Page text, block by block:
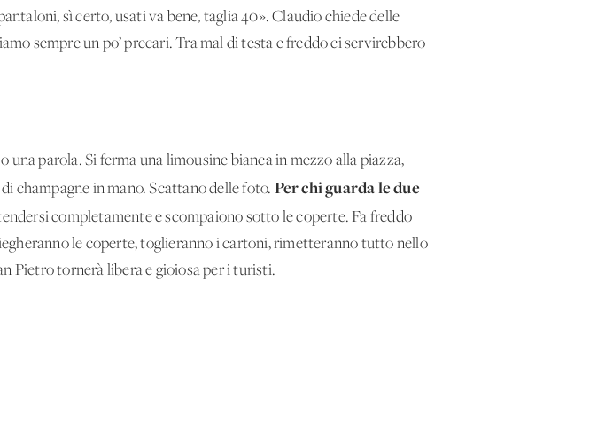
sì certo, usati va bene, taglia 40». Claudio chiede delle
sempre un po’ precari. Tra mal di testa e freddo ci servirebbero
una parola. Si ferma una limousine bianca in mezzo alla piazza,
champagne in mano. Scattano delle foto. Per chi guarda le due
completamente e scompaiono sotto le coperte. Fa freddo
le coperte, toglieranno i cartoni, rimetteranno tutto nello
Pietro tornerà libera e gioiosa per i turisti.